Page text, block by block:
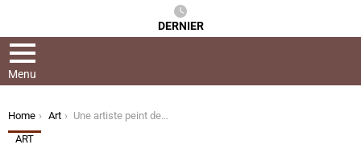
DERNIER
Menu
You are here:
Home Art
Une artiste peint des portraits d’animaux pour immortaliser l’amour entre les propriétaires et leurs amis à fourrure
ART